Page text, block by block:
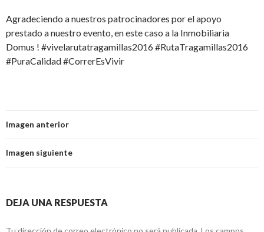
Agradeciendo a nuestros patrocinadores por el apoyo
prestado a nuestro evento, en este caso a la Inmobiliaria
Domus ! #vivelarutatragamillas2016 #RutaTragamillas2016
#PuraCalidad #CorrerEsVivir
Imagen anterior
Imagen siguiente
DEJA UNA RESPUESTA